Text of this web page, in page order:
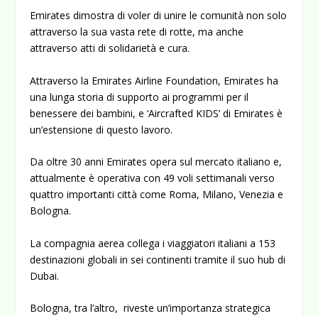
Emirates dimostra di voler di unire le comunità non solo
attraverso la sua vasta rete di rotte, ma anche
attraverso atti di solidarietà e cura.
Attraverso la Emirates Airline Foundation, Emirates ha
una lunga storia di supporto ai programmi per il
benessere dei bambini, e ‘Aircrafted KIDS’ di Emirates è
un’estensione di questo lavoro.
Da oltre 30 anni Emirates opera sul mercato italiano e,
attualmente è operativa con 49 voli settimanali verso
quattro importanti città come Roma, Milano, Venezia e
Bologna.
La compagnia aerea collega i viaggiatori italiani a 153
destinazioni globali in sei continenti tramite il suo hub di
Dubai.
Bologna, tra l’altro, riveste un’importanza strategica